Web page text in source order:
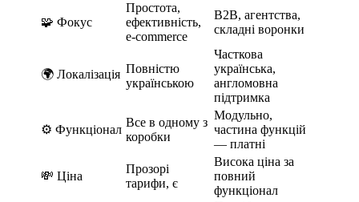
🧩 Фокус
Простота,
ефективність,
e-commerce
B2B, агентства,
складні воронки
🌍 Локалізація Повністю
українською
Часткова
українська,
англомовна
підтримка
⚙️ Функціонал
Все в одному з
коробки
Модульно,
частина функцій
— платні
💸 Ціна
Прозорі
тарифи, є
Висока ціна за
повний
функціонал